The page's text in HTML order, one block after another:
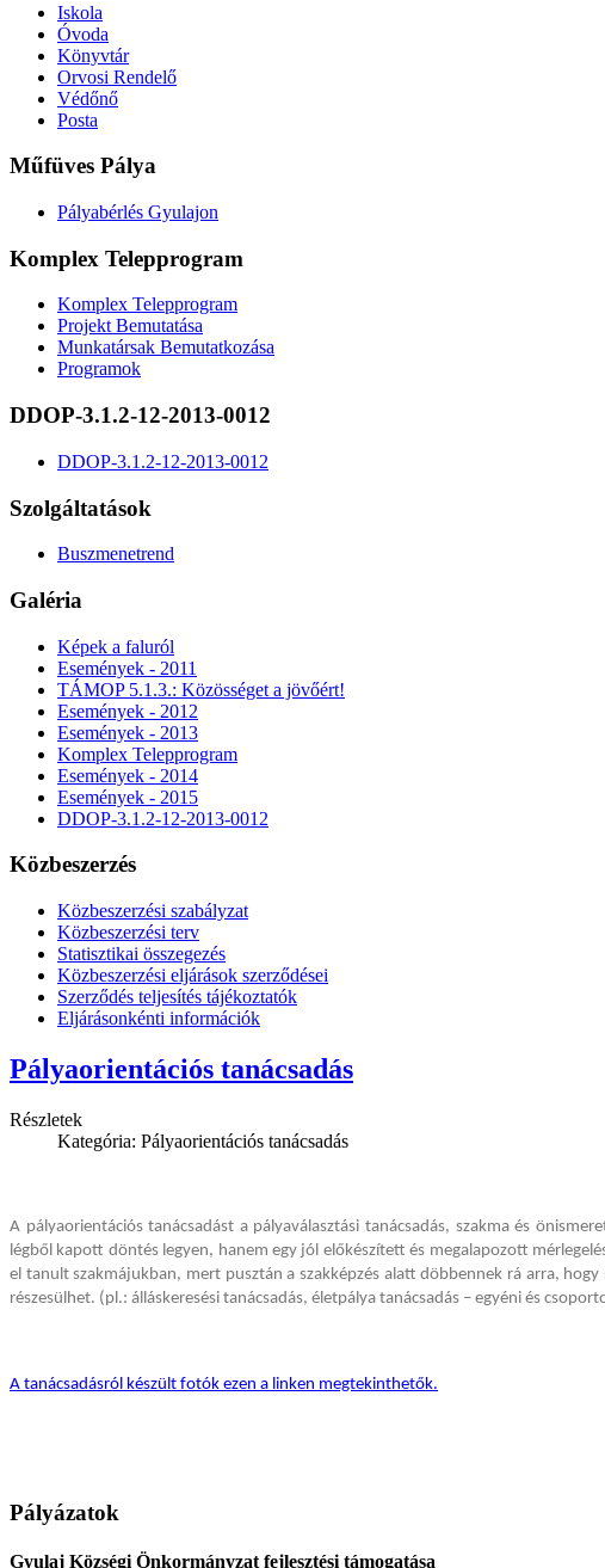
Iskola
Óvoda
Könyvtár
Orvosi Rendelő
Védőnő
Posta
Műfüves Pálya
Pályabérlés Gyulajon
Komplex Telepprogram
Komplex Telepprogram
Projekt Bemutatása
Munkatársak Bemutatkozása
Programok
DDOP-3.1.2-12-2013-0012
DDOP-3.1.2-12-2013-0012
Szolgáltatások
Buszmenetrend
Galéria
Képek a faluról
Események - 2011
TÁMOP 5.1.3.: Közösséget a jövőért!
Események - 2012
Események - 2013
Komplex Telepprogram
Események - 2014
Események - 2015
DDOP-3.1.2-12-2013-0012
Közbeszerzés
Közbeszerzési szabályzat
Közbeszerzési terv
Statisztikai összegezés
Közbeszerzési eljárások szerződései
Szerződés teljesítés tájékoztatók
Eljárásonkénti információk
Pályaorientációs tanácsadás
Részletek
Kategória: Pályaorientációs tanácsadás
A pályaorientációs tanácsadást a pályaválasztási tanácsadás, szakma és
légből kapott döntés legyen, hanem egy jól előkészített és megalapozott
el tanult szakmájukban, mert pusztán a szakképzés alatt döbbennek rá arra,
részesülhet. (pl.: álláskeresési tanácsadás, életpálya tanácsadás – egyéni és
A tanácsadásról készült fotók ezen a linken megtekinthetők.
Pályázatok
Gyulaj Községi Önkormányzat fejlesztési támogatása